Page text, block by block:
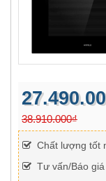
38.910.000₫
Chất lượng tốt
Tư vấn/Báo